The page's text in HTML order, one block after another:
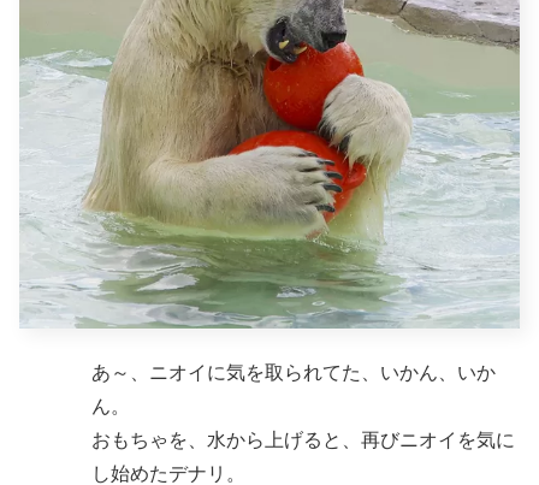
あ～、ニオイに気を取られてた、いかん、いか
ん。
おもちゃを、水から上げると、再びニオイを気に
し始めたデナリ。